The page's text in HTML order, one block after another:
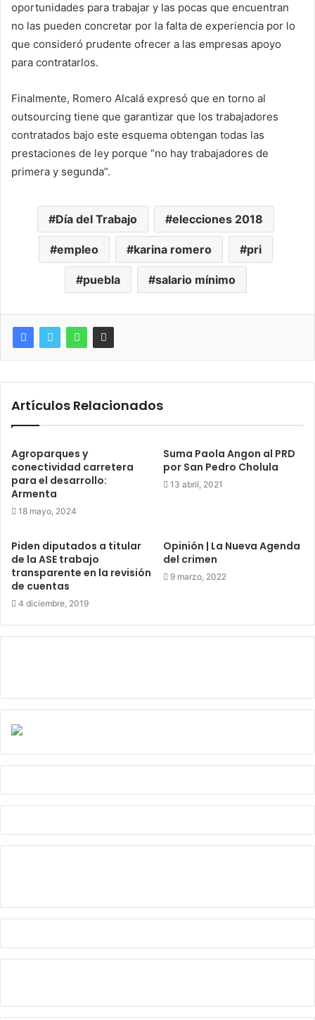
oportunidades para trabajar y las pocas que encuentran
no las pueden concretar por la falta de experiencia por lo
que consideró prudente ofrecer a las empresas apoyo
para contratarlos.
Finalmente, Romero Alcalá expresó que en torno al
outsourcing tiene que garantizar que los trabajadores
contratados bajo este esquema obtengan todas las
prestaciones de ley porque “no hay trabajadores de
primera y segunda”.
Día del Trabajo elecciones 2018
empleo karina romero pri
puebla salario mínimo
Artículos Relacionados
Agroparques y
conectividad carretera
para el desarrollo:
Armenta
18 mayo, 2024
Suma Paola Angon al PRD
por San Pedro Cholula
13 abril, 2021
Piden diputados a titular
de la ASE trabajo
transparente en la revisión
de cuentas
4 diciembre, 2019
Opinión | La Nueva Agenda
del crimen
9 marzo, 2022